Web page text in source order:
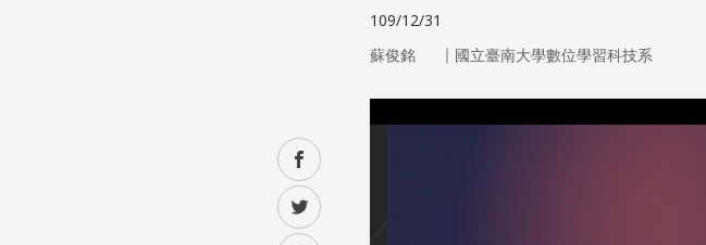
facebook
twitter
109/12/31
蘇俊銘 ｜ 國立臺南大學數位學習科技系